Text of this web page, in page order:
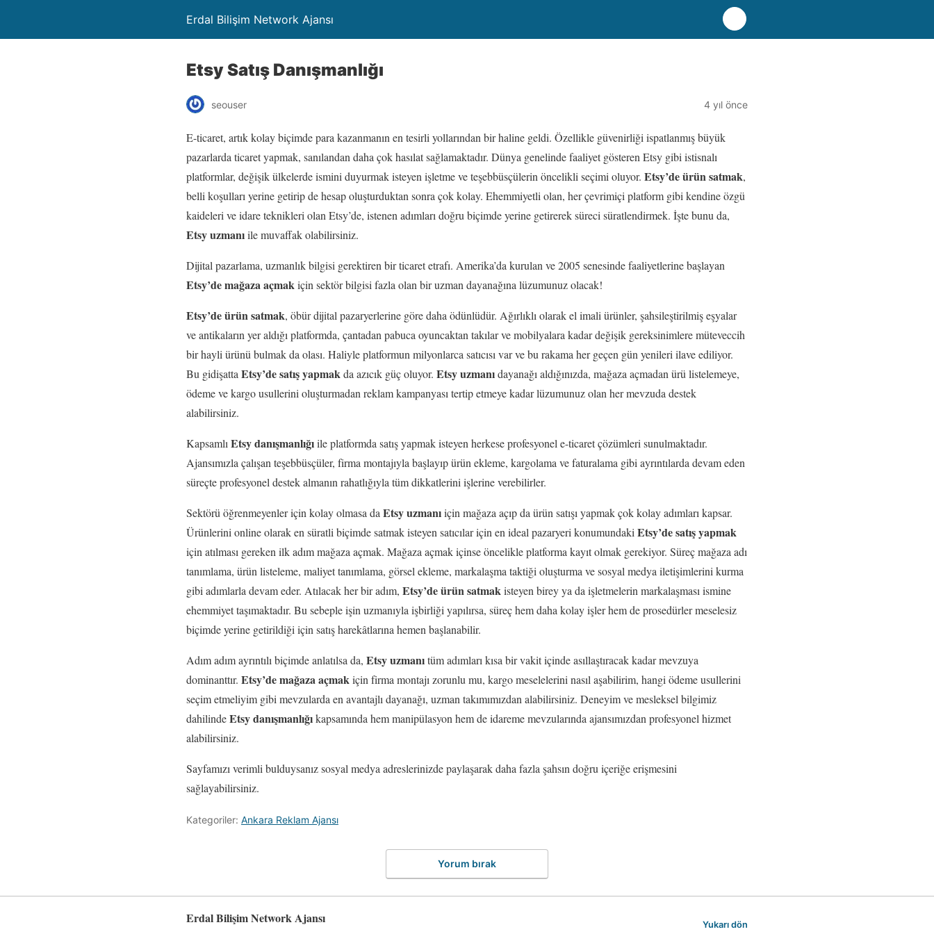
Erdal Bilişim Network Ajansı
Etsy Satış Danışmanlığı
seouser 4 yıl önce
E-ticaret, artık kolay biçimde para kazanmanın en tesirli yollarından bir haline geldi. Özellikle güvenirliği ispatlanmış büyük
pazarlarda ticaret yapmak, sanılandan daha çok hasılat sağlamaktadır. Dünya genelinde faaliyet gösteren Etsy gibi istisnalı
platformlar, değişik ülkelerde ismini duyurmak isteyen işletme ve teşebbüsçülerin öncelikli seçimi oluyor. Etsy’de ürün satmak,
belli koşulları yerine getirip de hesap oluşturduktan sonra çok kolay. Ehemmiyetli olan, her çevrimiçi platform gibi kendine özgü
kaideleri ve idare teknikleri olan Etsy’de, istenen adımları doğru biçimde yerine getirerek süreci süratlendirmek. İşte bunu da,
Etsy uzmanıile muvaffak olabilirsiniz.
Dijital pazarlama, uzmanlık bilgisi gerektiren bir ticaret etrafı. Amerika’da kurulan ve 2005 senesinde faaliyetlerine başlayan
Etsy’de mağaza açmakiçin sektör bilgisi fazla olan bir uzman dayanağına lüzumunuz olacak!
Etsy’de ürün satmak, öbür dijital pazaryerlerine göre daha ödünlüdür. Ağırlıklı olarak el imali ürünler, şahsileştirilmiş eşyalar
ve antikaların yer aldığı platformda, çantadan pabuca oyuncaktan takılar ve mobilyalara kadar değişik gereksinimlere müteveccih
bir hayli ürünü bulmak da olası. Haliyle platformun milyonlarca satıcısı var ve bu rakama her geçen gün yenileri ilave ediliyor.
Bu gidişatta Etsy’de satış yapmakda azıcık güç oluyor. Etsy uzmanıdayanağı aldığınızda, mağaza açmadan ürü listelemeye,
ödeme ve kargo usullerini oluşturmadan reklam kampanyası tertip etmeye kadar lüzumunuz olan her mevzuda destek
alabilirsiniz.
Kapsamlı Etsy danışmanlığıile platformda satış yapmak isteyen herkese profesyonel e-ticaret çözümleri sunulmaktadır.
Ajansımızla çalışan teşebbüsçüler, firma montajıyla başlayıp ürün ekleme, kargolama ve faturalama gibi ayrıntılarda devam eden
süreçte profesyonel destek almanın rahatlığıyla tüm dikkatlerini işlerine verebilirler.
Sektörü öğrenmeyenler için kolay olmasa da Etsy uzmanıiçin mağaza açıp da ürün satışı yapmak çok kolay adımları kapsar.
Ürünlerini online olarak en süratli biçimde satmak isteyen satıcılar için en ideal pazaryeri konumundaki Etsy’de satış yapmak
için atılması gereken ilk adım mağaza açmak. Mağaza açmak içinse öncelikle platforma kayıt olmak gerekiyor. Süreç mağaza adı
tanımlama, ürün listeleme, maliyet tanımlama, görsel ekleme, markalaşma taktiği oluşturma ve sosyal medya iletişimlerini kurma
gibi adımlarla devam eder. Atılacak her bir adım, Etsy’de ürün satmakisteyen birey ya da işletmelerin markalaşması ismine
ehemmiyet taşımaktadır. Bu sebeple işin uzmanıyla işbirliği yapılırsa, süreç hem daha kolay işler hem de prosedürler meselesiz
biçimde yerine getirildiği için satış harekâtlarına hemen başlanabilir.
Adım adım ayrıntılı biçimde anlatılsa da, Etsy uzmanıtüm adımları kısa bir vakit içinde asıllaştıracak kadar mevzuya
dominanttır. Etsy’de mağaza açmakiçin firma montajı zorunlu mu, kargo meselelerini nasıl aşabilirim, hangi ödeme usullerini
seçim etmeliyim gibi mevzularda en avantajlı dayanağı, uzman takımımızdan alabilirsiniz. Deneyim ve mesleksel bilgimiz
dahilindeEtsy danışmanlığıkapsamında hem manipülasyon hem de idareme mevzularında ajansımızdan profesyonel hizmet
alabilirsiniz.
Sayfamızı verimli bulduysanız sosyal medya adreslerinizde paylaşarak daha fazla şahsın doğru içeriğe erişmesini
sağlayabilirsiniz.
Kategoriler: Ankara Reklam Ajansı
Yorum bırak
Erdal Bilişim Network Ajansı Yukarı dön